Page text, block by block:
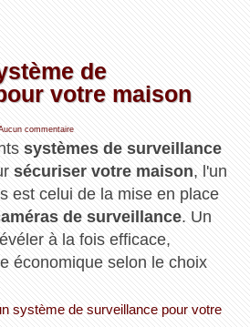
de
votre maison
commentaire
systèmes de surveillance
sécuriser votre maison, l'un
est celui de la mise en place
de surveillance. Un
à la fois efficace,
économique selon le choix
système de surveillance pour votre